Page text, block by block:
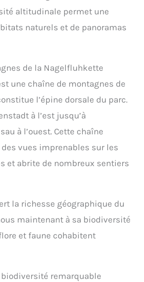
altitudinale permet une
naturels et de panoramas
de la Nagelfluhkette
une chaîne de montagnes de
l’épine dorsale du parc.
à l’est jusqu’à
à l’ouest. Cette chaîne
vues imprenables sur les
et abrite de nombreux sentiers
la richesse géographique du
maintenant à sa biodiversité
et faune cohabitent
biodiversité remarquable